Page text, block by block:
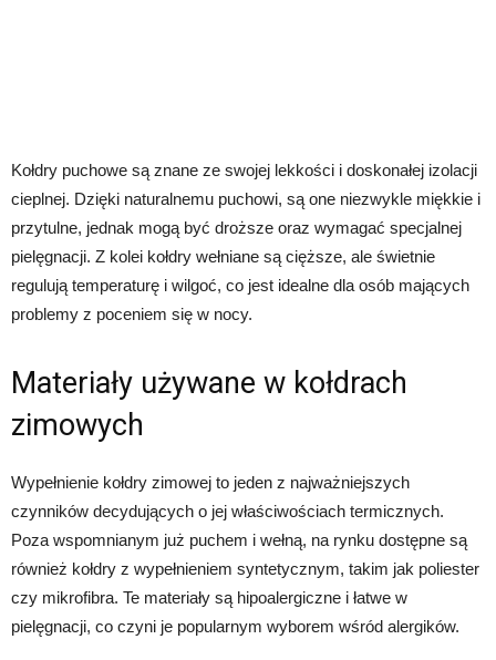
Kołdry puchowe są znane ze swojej lekkości i doskonałej izolacji
cieplnej. Dzięki naturalnemu puchowi, są one niezwykle miękkie i
przytulne, jednak mogą być droższe oraz wymagać specjalnej
pielęgnacji. Z kolei kołdry wełniane są cięższe, ale świetnie
regulują temperaturę i wilgoć, co jest idealne dla osób mających
problemy z poceniem się w nocy.
Materiały używane w kołdrach
zimowych
Wypełnienie kołdry zimowej to jeden z najważniejszych
czynników decydujących o jej właściwościach termicznych.
Poza wspomnianym już puchem i wełną, na rynku dostępne są
również kołdry z wypełnieniem syntetycznym, takim jak poliester
czy mikrofibra. Te materiały są hipoalergiczne i łatwe w
pielęgnacji, co czyni je popularnym wyborem wśród alergików.